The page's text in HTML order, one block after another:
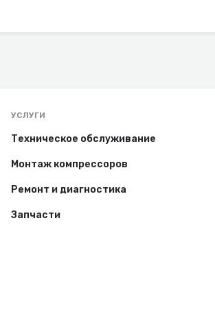
УСЛУГИ
Техническое обслуживание
Монтаж компрессоров
Ремонт и диагностика
Запчасти